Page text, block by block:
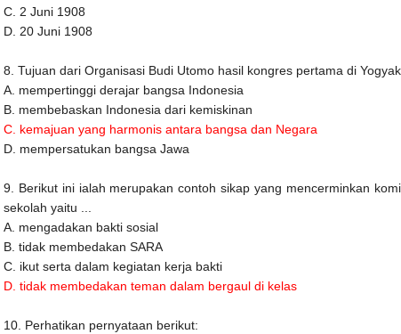
C. 2 Juni 1908
D. 20 Juni 1908
8. Tujuan dari Organisasi Budi Utomo hasil kongres pertama di
A. mempertinggi derajar bangsa Indonesia
B. membebaskan Indonesia dari kemiskinan
C. kemajuan yang harmonis antara bangsa dan Negara
D. mempersatukan bangsa Jawa
9. Berikut ini ialah merupakan contoh sikap yang mencerminkan
sekolah yaitu ...
A. mengadakan bakti sosial
B. tidak membedakan SARA
C. ikut serta dalam kegiatan kerja bakti
D. tidak membedakan teman dalam bergaul di kelas
10. Perhatikan pernyataan berikut: